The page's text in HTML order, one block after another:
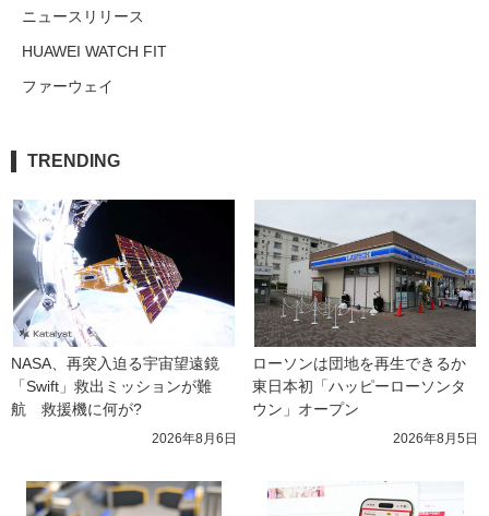
ニュースリリース
HUAWEI WATCH FIT
ファーウェイ
TRENDING
NASA、再突入迫る宇宙望遠鏡
「Swift」救出ミッションが難
航　救援機に何が?
2026年8月6日
ローソンは団地を再生できるか
東日本初「ハッピーローソンタ
ウン」オープン
2026年8月5日